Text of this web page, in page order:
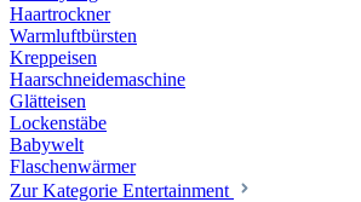
Haartrockner
Warmluftbürsten
Kreppeisen
Haarschneidemaschine
Glätteisen
Lockenstäbe
Babywelt
Flaschenwärmer
Zur Kategorie Entertainment